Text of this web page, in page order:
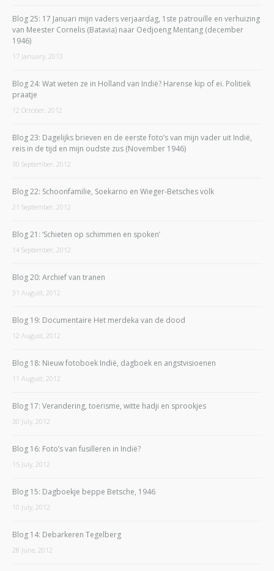
Blog 25: 17 Januari mijn vaders verjaardag, 1ste patrouille en verhuizing
van Meester Cornelis (Batavia) naar Oedjoeng Mentang (december
1946)
17 January, 2013
Blog 24: Wat weten ze in Holland van Indië? Harense kip of ei. Politiek
praatje
12 October, 2012
Blog 23: Dagelijks brieven en de eerste foto’s van mijn vader uit Indië,
reis in de tijd en mijn oudste zus (November 1946)
30 September, 2012
Blog 22: Schoonfamilie, Soekarno en Wieger-Betsches volk
21 September, 2012
Blog 21: ‘Schieten op schimmen en spoken’
14 September, 2012
Blog 20: Archief van tranen
31 August, 2012
Blog 19: Documentaire Het merdeka van de dood
12 August, 2012
Blog 18: Nieuw fotoboek Indië, dagboek en angstvisioenen
11 August, 2012
Blog 17: Verandering, toerisme, witte hadji en sprookjes
30 July, 2012
Blog 16: Foto’s van fusilleren in Indië?
15 July, 2012
Blog 15: Dagboekje beppe Betsche, 1946
10 July, 2012
Blog 14: Debarkeren Tegelberg
28 June, 2012